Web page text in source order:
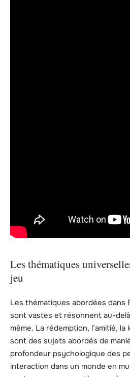
Les thématiques
jeu
Les thématiques abordées dans
sont vastes et résonnent au-
même. La rédemption, l’amitié,
sont des sujets abordés de
profondeur psychologique des
interaction dans un monde en